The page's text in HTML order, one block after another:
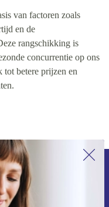
van factoren zoals
en de
rangschikking is
concurrentie op ons
betere prijzen en
nieuwsbrief en